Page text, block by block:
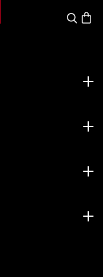
Suche